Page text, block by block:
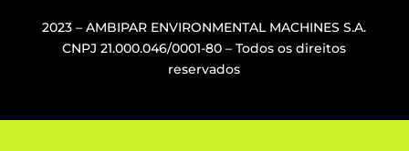
2023 – AMBIPAR ENVIRONMENTAL MACHINES S.A.
CNPJ21.000.046/0001-80 – Todos os direitos
reservados